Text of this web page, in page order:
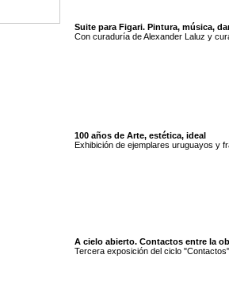
Suite para Figari. Pintura, música,
Con curaduría de Alexander Laluz y
100 años de Arte, estética, ideal
Exhibición de ejemplares uruguayos y
A cielo abierto. Contactos entre la
Tercera exposición del ciclo "Contactos"